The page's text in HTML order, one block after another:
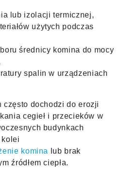
lub izolacji termicznej,
użytych podczas
średnicy komina do mocy
spalin w urządzeniach
często dochodzi do erozji
cegieł i przecieków w
budynkach
kolei
komina
lub brak
źródłem ciepła.